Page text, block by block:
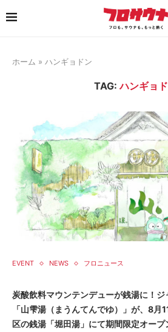
ホーム » ハンギョドン
TAG:ハンギョ
EVENT NEWS フロニュース
炭酸飲料マウンテンデューが銭湯に！
「山雫湯（まうんてんでゆ）」が、8月
区の銭湯「堀田湯」にて期間限定オープ